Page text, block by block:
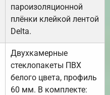
пароизоляционной
плёнки клейкой лентой
Delta.
Двухкамерные
стеклопакеты ПВХ
белого цвета, профиль
60 мм. В комплекте: